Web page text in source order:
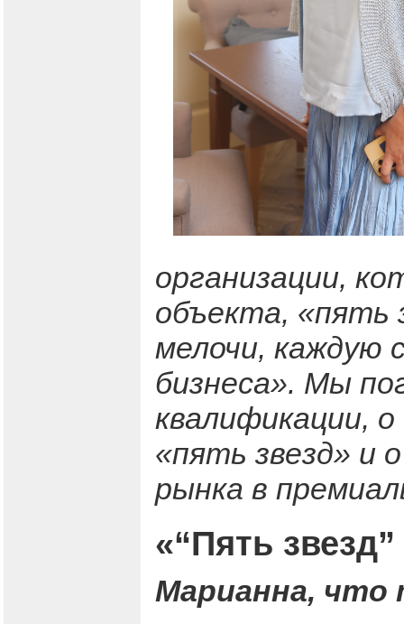
организации,
объекта, «пять
мелочи, каждую
бизнеса». Мы
квалификации,
«пять звезд» и
рынка в
«“Пять
Марианна, что